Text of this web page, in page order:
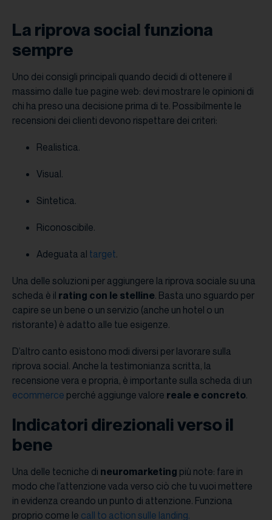
La riprova social funziona
sempre
Uno dei consigli principali quando decidi di ottenere il
massimo dalle tue pagine web: devi mostrare le opinioni di
chi ha preso una decisione prima di te. Possibilmente le
recensioni dei clienti devono rispettare dei criteri:
Realistica.
Visual.
Sintetica.
Riconoscibile.
Adeguata al target.
Una delle soluzioni per aggiungere la riprova sociale su una
scheda è il rating con le stelline. Basta uno sguardo per
capire se un bene o un servizio (anche un hotel o un
ristorante) è adatto alle tue esigenze.
D’altro canto esistono modi diversi per lavorare sulla
riprova social. Anche la testimonianza scritta, la
recensione vera e propria, è importante sulla scheda di un
ecommerce perché aggiunge valore reale e concreto.
Indicatori direzionali verso il
bene
Una delle tecniche di neuromarketing più note: fare in
modo che l’attenzione vada verso ciò che tu vuoi mettere
in evidenza creando un punto di attenzione. Funziona
proprio come le call to action sulle landing.